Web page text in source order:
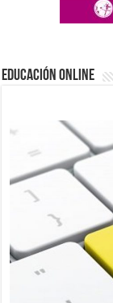
EDUCACIÓN ONLINE